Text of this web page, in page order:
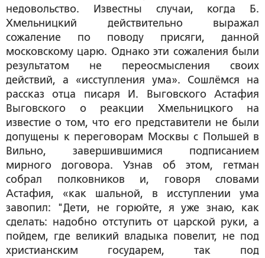
недовольство. Известны случаи, когда Б.
Хмельницкий действительно выражал
сожаление по поводу присяги, данной
московскому царю. Однако эти сожаления были
результатом не переосмысления своих
действий, а «исступления ума». Сошлёмся на
рассказ отца писаря И. Выговского Астафия
Выговского о реакции Хмельницкого на
известие о том, что его представители не были
допущены к переговорам Москвы с Польшей в
Вильно, завершившимися подписанием
мирного договора. Узнав об этом, гетман
собрал полковников и, говоря словами
Астафия, «как шальной, в исступлении ума
завопил: "Дети, не горюйте, я уже знаю, как
сделать: надобно отступить от царской руки, а
пойдем, где великий владыка повелит, не под
христианским государем, так под